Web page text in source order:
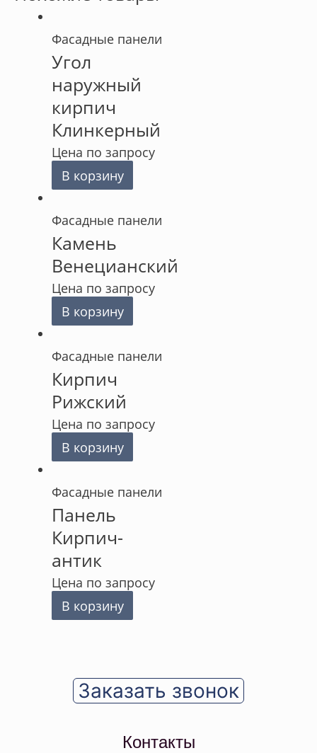
Фасадные панели
Угол
наружный
кирпич
Клинкерный
Цена по запросу
В корзину
Фасадные панели
Камень
Венецианский
Цена по запросу
В корзину
Фасадные панели
Кирпич
Рижский
Цена по запросу
В корзину
Фасадные панели
Панель
Кирпич-
антик
Цена по запросу
В корзину
Заказать звонок
Контакты